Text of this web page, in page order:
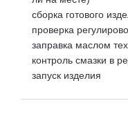
сборка готового
проверка
заправка маслом
контроль смазки в
запуск изделия